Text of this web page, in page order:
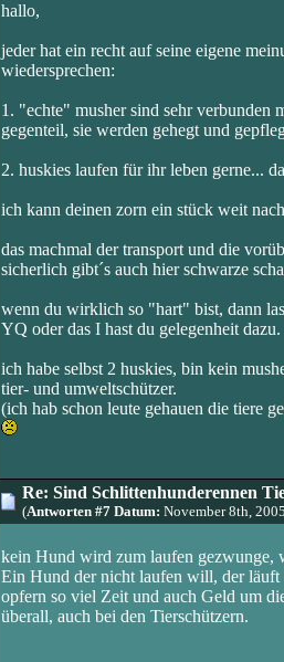
hallo,
jeder hat ein recht auf seine eigene
wiedersprechen:
1. "echte" musher sind sehr verbunden
gegenteil, sie werden gehegt und
2. huskies laufen für ihr leben gerne...
ich kann deinen zorn ein stück weit
das machmal der transport und die
sicherlich gibt´s auch hier schwarze
wenn du wirklich so "hart" bist, dann
YQ oder das I hast du gelegenheit
ich habe selbst 2 huskies, bin kein
tier- und umweltschützer.
(ich hab schon leute gehauen die tiere
Re: Sind Schlittenhunderennen
(Antworten #7 Datum: November 8th,
kein Hund wird zum laufen gezwunge,
Ein Hund der nicht laufen will, der läuft
opfern so viel Zeit und auch Geld um
überall, auch bei den Tierschützern.